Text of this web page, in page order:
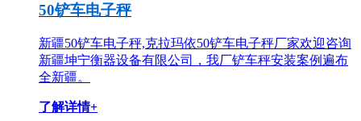
50铲车电子秤
新疆50铲车电子秤,克拉玛依50铲车电子秤厂家欢迎咨询
新疆坤宁衡器设备有限公司，我厂铲车秤安装案例遍布
全新疆。
了解详情+